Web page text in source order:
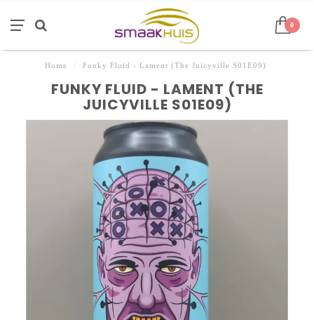
0
Home Funky Fluid - Lament (The Juicyville S01E09)
FUNKY FLUID - LAMENT (THE
JUICYVILLE S01E09)